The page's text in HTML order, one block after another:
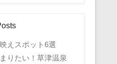
えスポット6選
りたい！草津温泉